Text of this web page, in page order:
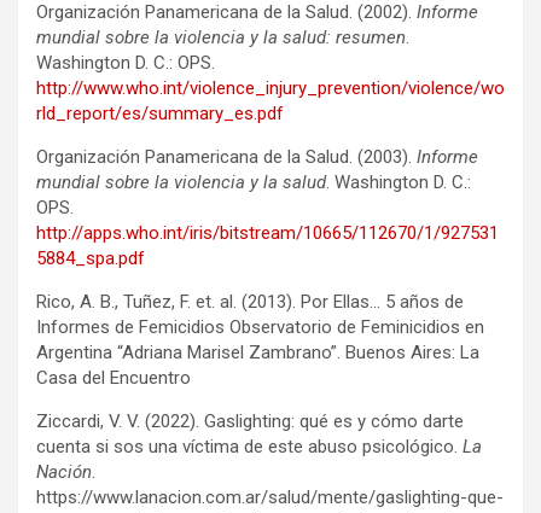
Organización Panamericana de la Salud. (2002). Informe
mundial sobre la violencia y la salud: resumen.
Washington D. C.: OPS.
http://www.who.int/violence_injury_prevention/violence/wo
rld_report/es/summary_es.pdf
Organización Panamericana de la Salud. (2003). Informe
mundial sobre la violencia y la salud. Washington D. C.:
OPS.
http://apps.who.int/iris/bitstream/10665/112670/1/927531
5884_spa.pdf
Rico, A. B., Tuñez, F. et. al. (2013). Por Ellas… 5 años de
Informes de Femicidios Observatorio de Feminicidios en
Argentina “Adriana Marisel Zambrano”. Buenos Aires: La
Casa del Encuentro
Ziccardi, V. V. (2022). Gaslighting: qué es y cómo darte
cuenta si sos una víctima de este abuso psicológico. La
Nación.
https://www.lanacion.com.ar/salud/mente/gaslighting-que-